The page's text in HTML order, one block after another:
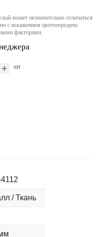
может незначительно отличаться
с искажением цветопередачи
факторами.
шт
/ Ткань